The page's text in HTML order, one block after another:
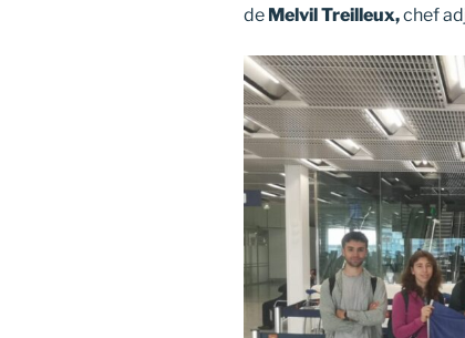
de Melvil Treilleux,chef